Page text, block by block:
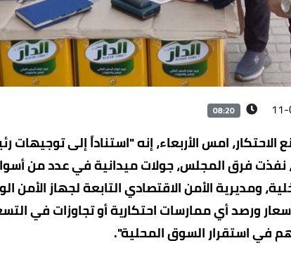
08:20
امس الأربعاء، إنه "استناداً إلى
نفذت فرق المجلس، جولات ميدانية في عدد من
ومديرية الأمن الاقتصادي التابعة لجهاز الأمن
ورصد أي ممارسات احتكارية أو تجاوزات في
في استقرار السوق المحلية".